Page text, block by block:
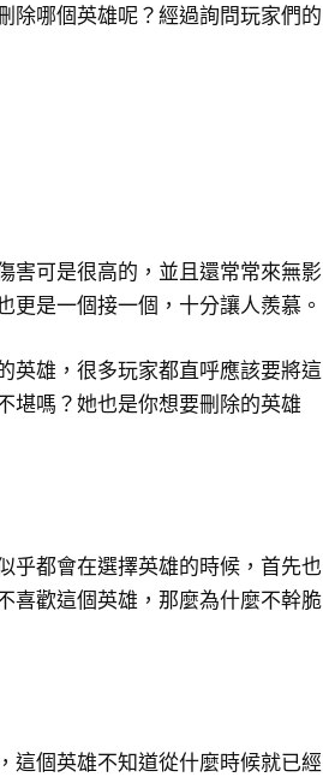
除哪個英雄呢？經過詢問玩家們的
害可是很高的，並且還常常來無影
更是一個接一個，十分讓人羨慕。
英雄，很多玩家都直呼應該要將這
堪嗎？她也是你想要刪除的英雄
乎都會在選擇英雄的時候，首先也
喜歡這個英雄，那麼為什麼不幹脆
這個英雄不知道從什麼時候就已經